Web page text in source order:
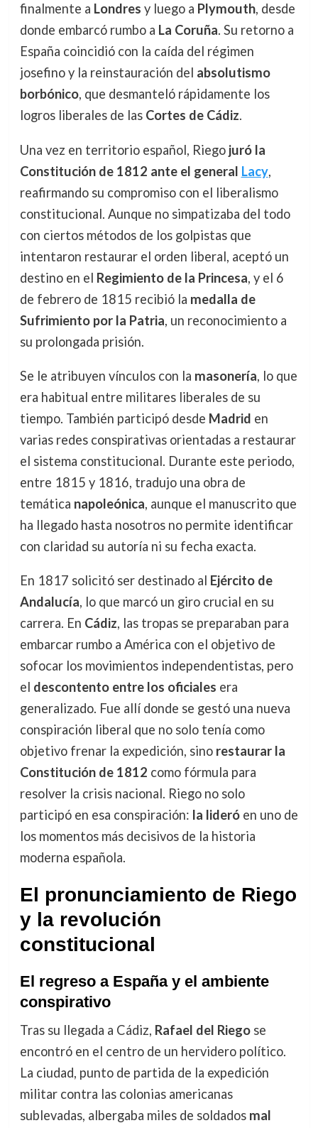
finalmente a Londres y luego a Plymouth, desde
donde embarcó rumbo a La Coruña. Su retorno a
España coincidió con la caída del régimen
josefino y la reinstauración del absolutismo
borbónico, que desmanteló rápidamente los
logros liberales de las Cortes de Cádiz.
Una vez en territorio español, Riego juró la
Constitución de 1812 ante el general Lacy,
reafirmando su compromiso con el liberalismo
constitucional. Aunque no simpatizaba del todo
con ciertos métodos de los golpistas que
intentaron restaurar el orden liberal, aceptó un
destino en el Regimiento de la Princesa, y el 6
de febrero de 1815 recibió la medalla de
Sufrimiento por la Patria, un reconocimiento a
su prolongada prisión.
Se le atribuyen vínculos con la masonería, lo que
era habitual entre militares liberales de su
tiempo. También participó desde Madrid en
varias redes conspirativas orientadas a restaurar
el sistema constitucional. Durante este periodo,
entre 1815 y 1816, tradujo una obra de
temática napoleónica, aunque el manuscrito que
ha llegado hasta nosotros no permite identificar
con claridad su autoría ni su fecha exacta.
En 1817 solicitó ser destinado al Ejército de
Andalucía, lo que marcó un giro crucial en su
carrera. En Cádiz, las tropas se preparaban para
embarcar rumbo a América con el objetivo de
sofocar los movimientos independentistas, pero
el descontento entre los oficiales era
generalizado. Fue allí donde se gestó una nueva
conspiración liberal que no solo tenía como
objetivo frenar la expedición, sino restaurar la
Constitución de 1812 como fórmula para
resolver la crisis nacional. Riego no solo
participó en esa conspiración: la lideróen uno de
los momentos más decisivos de la historia
moderna española.
El pronunciamiento de Riego
y la revolución
constitucional
El regreso a España y el ambiente
conspirativo
Tras su llegada a Cádiz, Rafael del Riegose
encontró en el centro de un hervidero político.
La ciudad, punto de partida de la expedición
militar contra las colonias americanas
sublevadas, albergaba miles de soldados mal